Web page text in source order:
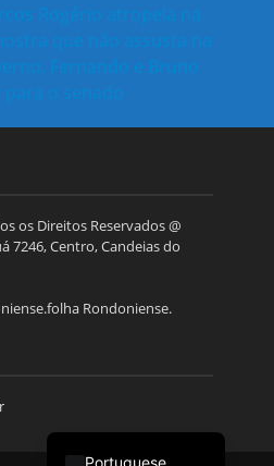
Rogério atropela na
que não assusta na
Fernando e Bruno
para o senado
os Direitos Reservados @
7246, Centro, Candeias do
Rondoniense.
Portuguese